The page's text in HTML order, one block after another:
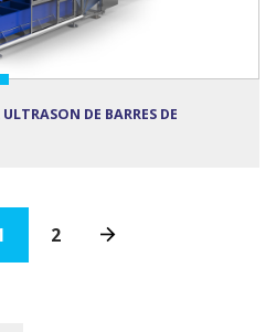
DE BARRES DE
2